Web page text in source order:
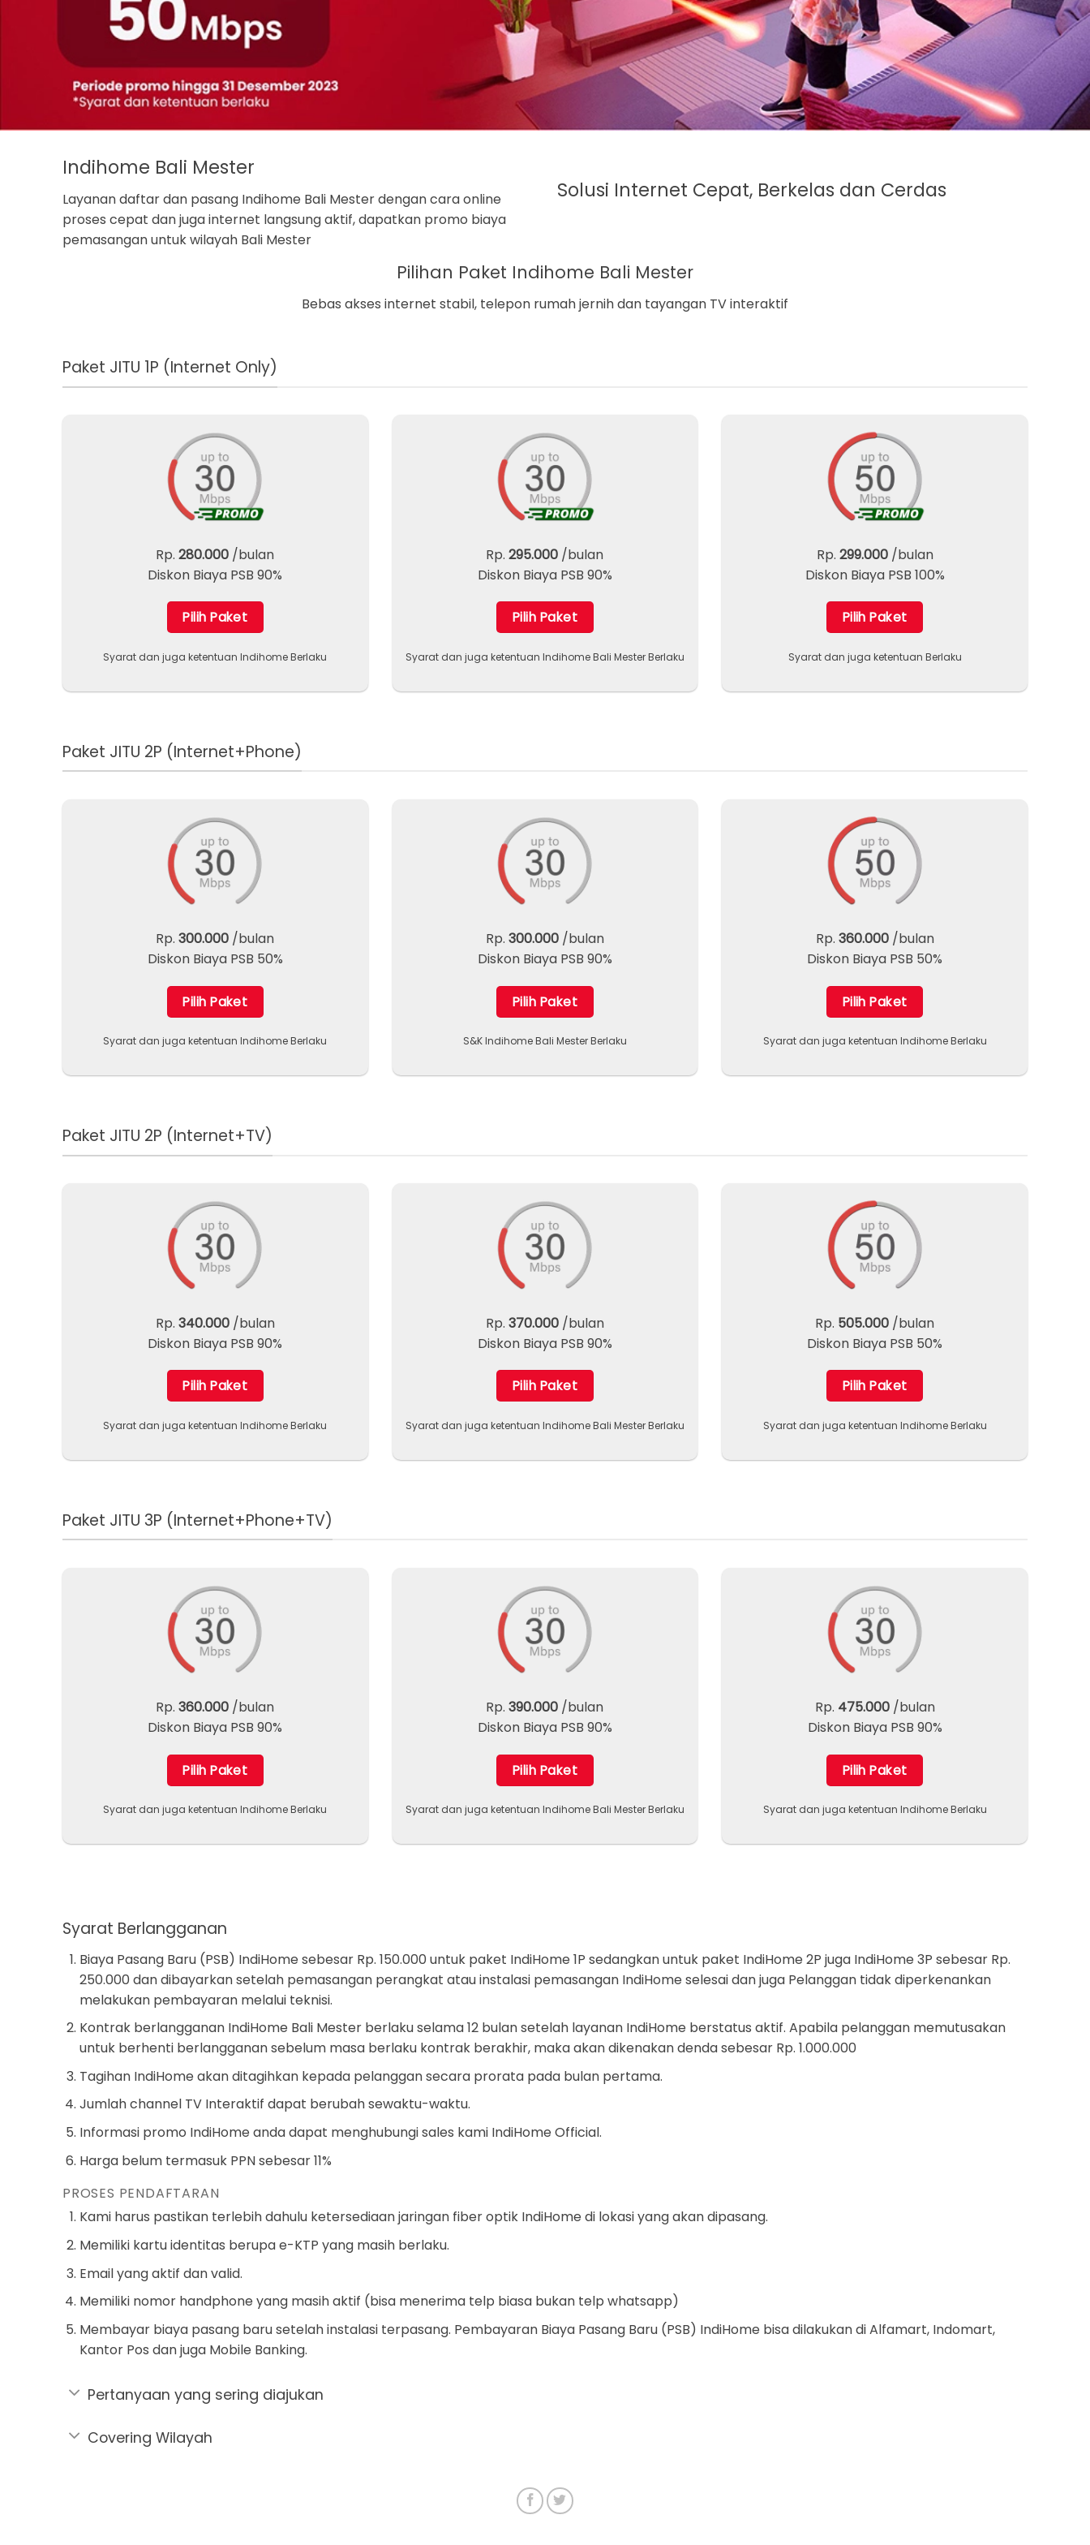
Indihome Bali Mester
Layanan daftar dan pasang Indihome Bali Mester dengan cara online
proses cepat dan juga internet langsung aktif, dapatkan promo biaya
pemasangan untuk wilayah Bali Mester
Solusi Internet Cepat, Berkelas dan Cerdas
Pilihan Paket Indihome Bali Mester
Bebas akses internet stabil, telepon rumah jernih dan tayangan TV interaktif
Paket JITU 1P (Internet Only)
Rp.280.000 /bulan
Diskon Biaya PSB 90%
Pilih Paket
Syarat dan juga ketentuan Indihome Berlaku
Rp.295.000 /bulan
Diskon Biaya PSB 90%
Pilih Paket
Syarat dan juga ketentuan Indihome Bali Mester Berlaku
Rp. 299.000/bulan
Diskon Biaya PSB 100%
Pilih Paket
Syarat dan juga ketentuan Berlaku
Paket JITU 2P (Internet+Phone)
Rp.300.000 /bulan
Diskon Biaya PSB 50%
Pilih Paket
Syarat dan juga ketentuan Indihome Berlaku
Rp. 300.000/bulan
Diskon Biaya PSB 90%
Pilih Paket
S&K Indihome Bali Mester Berlaku
Rp. 360.000/bulan
Diskon Biaya PSB 50%
Pilih Paket
Syarat dan juga ketentuan Indihome Berlaku
Paket JITU 2P (Internet+TV)
Rp. 340.000/bulan
Diskon Biaya PSB 90%
Pilih Paket
Syarat dan juga ketentuan Indihome Berlaku
Rp. 370.000/bulan
Diskon Biaya PSB 90%
Pilih Paket
Syarat dan juga ketentuan Indihome Bali Mester Berlaku
Rp. 505.000 /bulan
Diskon Biaya PSB 50%
Pilih Paket
Syarat dan juga ketentuan Indihome Berlaku
Paket JITU 3P (Internet+Phone+TV)
Rp.360.000 /bulan
Diskon Biaya PSB 90%
Pilih Paket
Syarat dan juga ketentuan Indihome Berlaku
Rp.390.000 /bulan
Diskon Biaya PSB 90%
Pilih Paket
Syarat dan juga ketentuan Indihome Bali Mester Berlaku
Rp. 475.000/bulan
Diskon Biaya PSB 90%
Pilih Paket
Syarat dan juga ketentuan Indihome Berlaku
Syarat Berlangganan
Biaya Pasang Baru (PSB) IndiHome sebesar Rp. 150.000 untuk paket IndiHome 1P sedangkan untuk paket IndiHome 2P juga IndiHome 3P sebesar Rp.
250.000 dan dibayarkan setelah pemasangan perangkat atau instalasi pemasangan IndiHome selesai dan juga Pelanggan tidak diperkenankan
melakukan pembayaran melalui teknisi.
Kontrak berlangganan IndiHome Bali Mester berlaku selama 12 bulan setelah layanan IndiHome berstatus aktif. Apabila pelanggan memutusakan
untuk berhenti berlangganan sebelum masa berlaku kontrak berakhir, maka akan dikenakan denda sebesar Rp. 1.000.000
Tagihan IndiHome akan ditagihkan kepada pelanggan secara prorata pada bulan pertama.
Jumlah channel TV Interaktif dapat berubah sewaktu-waktu.
Informasi promo IndiHome anda dapat menghubungi sales kami IndiHome Official.
Harga belum termasuk PPN sebesar 11%
PROSES PENDAFTARAN
Kami harus pastikan terlebih dahulu ketersediaan jaringan fiber optik IndiHome di lokasi yang akan dipasang.
Memiliki kartu identitas berupa e-KTP yang masih berlaku.
Email yang aktif dan valid.
Memiliki nomor handphone yang masih aktif (bisa menerima telp biasa bukan telp whatsapp)
Membayar biaya pasang baru setelah instalasi terpasang. Pembayaran Biaya Pasang Baru (PSB) IndiHome bisa dilakukan di Alfamart, Indomart,
Kantor Pos dan juga Mobile Banking.
Pertanyaan yang sering diajukan
Covering Wilayah